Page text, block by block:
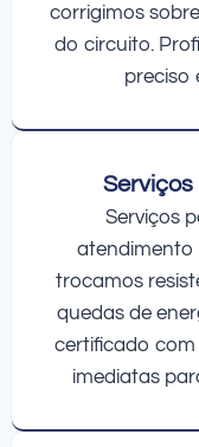
corrigimos
do circuito.
preciso
Serviços
atendimento
trocamos
quedas de
certificado com
imediatas